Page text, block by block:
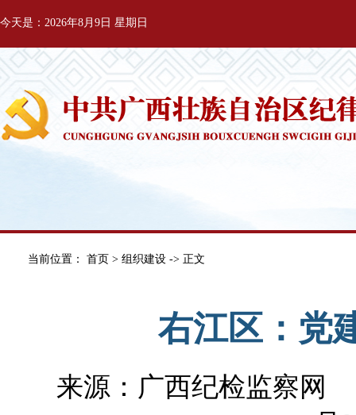
今天是：2026年8月9日 星期日
当前位置： 首页 > 组织建设 -> 正文
右江区：党
来源：广西纪检监察网